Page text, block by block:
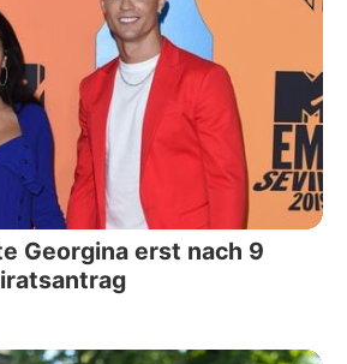
Georgina erst nach 9